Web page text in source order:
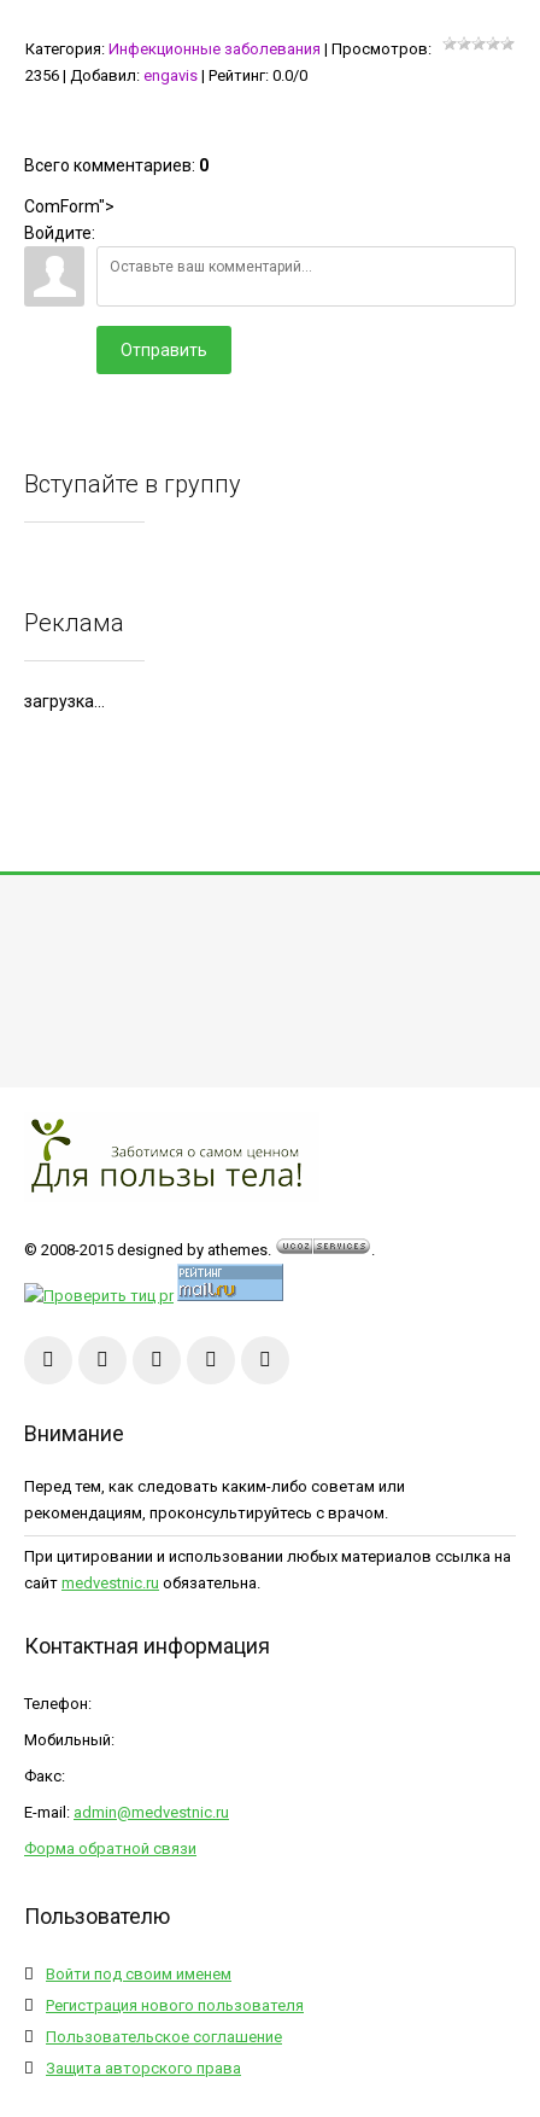
Категория: Инфекционные заболевания | Просмотров:
2356 | Добавил: engavis | Рейтинг: 0.0/0
Всего комментариев: 0
ComForm">
Войдите:
Отправить
Вступайте в группу
Реклама
загрузка...
© 2008-2015 designed by athemes. .
Внимание
Перед тем, как следовать каким-либо советам или
рекомендациям, проконсультируйтесь с врачом.
При цитировании и использовании любых материалов ссылка на
сайт medvestnic.ru обязательна.
Контактная информация
Телефон:
Мобильный:
Факс:
E-mail: admin@medvestnic.ru
Форма обратной связи
Пользователю
Войти под своим именем
Регистрация нового пользователя
Пользовательское соглашение
Защита авторского права